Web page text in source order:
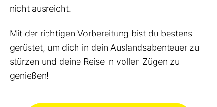
nicht ausreicht.
Mit der richtigen Vorbereitung bist du bestens
gerüstet, um dich in dein Auslandsabenteuer zu
stürzen und deine Reise in vollen Zügen zu
genießen!